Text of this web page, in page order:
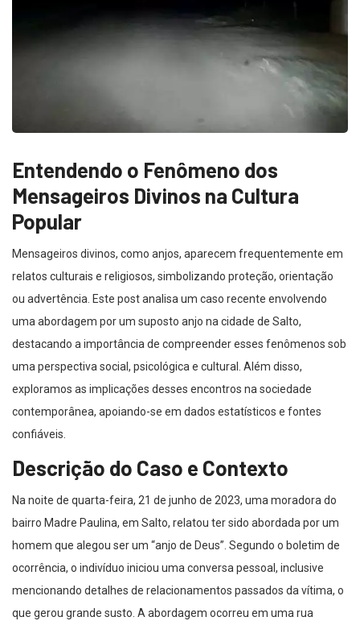
Entendendo o Fenômeno dos
Mensageiros Divinos na Cultura
Popular
Mensageiros divinos, como anjos, aparecem frequentemente em
relatos culturais e religiosos, simbolizando proteção, orientação
ou advertência. Este post analisa um caso recente envolvendo
uma abordagem por um suposto anjo na cidade de Salto,
destacando a importância de compreender esses fenômenos sob
uma perspectiva social, psicológica e cultural. Além disso,
exploramos as implicações desses encontros na sociedade
contemporânea, apoiando-se em dados estatísticos e fontes
confiáveis.
Descrição do Caso e Contexto
Na noite de quarta-feira, 21 de junho de 2023, uma moradora do
bairro Madre Paulina, em Salto, relatou ter sido abordada por um
homem que alegou ser um “anjo de Deus”. Segundo o boletim de
ocorrência, o indivíduo iniciou uma conversa pessoal, inclusive
mencionando detalhes de relacionamentos passados da vítima, o
que gerou grande susto. A abordagem ocorreu em uma rua